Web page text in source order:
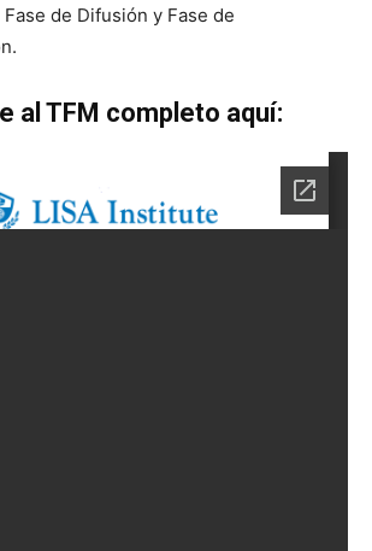
de Difusión y Fase de
al TFM completo aquí: